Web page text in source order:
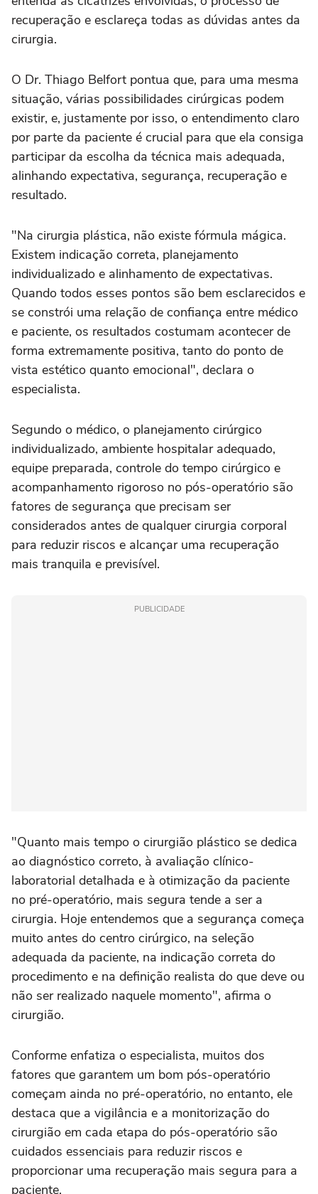
recuperação e esclareça todas as dúvidas antes da
cirurgia.
O Dr. Thiago Belfort pontua que, para uma mesma
situação, várias possibilidades cirúrgicas podem
existir, e, justamente por isso, o entendimento claro
por parte da paciente é crucial para que ela consiga
participar da escolha da técnica mais adequada,
alinhando expectativa, segurança, recuperação e
resultado.
"Na cirurgia plástica, não existe fórmula mágica.
Existem indicação correta, planejamento
individualizado e alinhamento de expectativas.
Quando todos esses pontos são bem esclarecidos e
se constrói uma relação de confiança entre médico
e paciente, os resultados costumam acontecer de
forma extremamente positiva, tanto do ponto de
vista estético quanto emocional", declara o
especialista.
Segundo o médico, o planejamento cirúrgico
individualizado, ambiente hospitalar adequado,
equipe preparada, controle do tempo cirúrgico e
acompanhamento rigoroso no pós-operatório são
fatores de segurança que precisam ser
considerados antes de qualquer cirurgia corporal
para reduzir riscos e alcançar uma recuperação
mais tranquila e previsível.
PUBLICIDADE
"Quanto mais tempo o cirurgião plástico se dedica
ao diagnóstico correto, à avaliação clínico-
laboratorial detalhada e à otimização da paciente
no pré-operatório, mais segura tende a ser a
cirurgia. Hoje entendemos que a segurança começa
muito antes do centro cirúrgico, na seleção
adequada da paciente, na indicação correta do
procedimento e na definição realista do que deve ou
não ser realizado naquele momento", afirma o
cirurgião.
Conforme enfatiza o especialista, muitos dos
fatores que garantem um bom pós-operatório
começam ainda no pré-operatório, no entanto, ele
destaca que a vigilância e a monitorização do
cirurgião em cada etapa do pós-operatório são
cuidados essenciais para reduzir riscos e
proporcionar uma recuperação mais segura para a
paciente.